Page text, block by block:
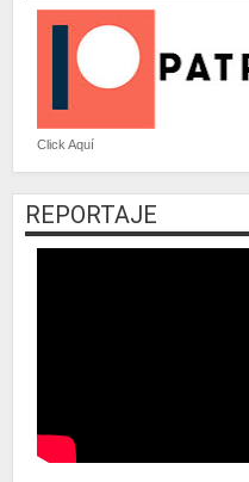
Click Aquí
REPORTAJE